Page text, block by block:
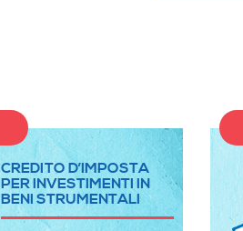
CREDITO D’IMPOSTA
PER INVESTIMENTI IN
BENI STRUMENTALI